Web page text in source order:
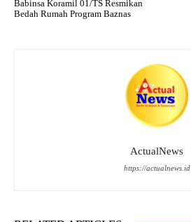
Babinsa Koramil 01/TS Resmikan
Bedah Rumah Program Baznas
ActualNews
https://actualnews.id